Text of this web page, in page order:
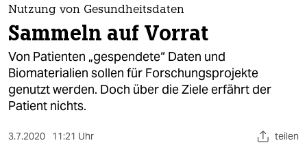
themen
politik
öko
gesellschaft
kultur
Nutzung von Gesundheitsdaten
Sammeln auf Vorrat
Von Patienten „gespendete“ Daten und
Biomaterialien sollen für Forschungsprojekte
genutzt werden. Doch über die Ziele erfährt der
Patient nichts.
3.7.2020 11:21 Uhr teilen